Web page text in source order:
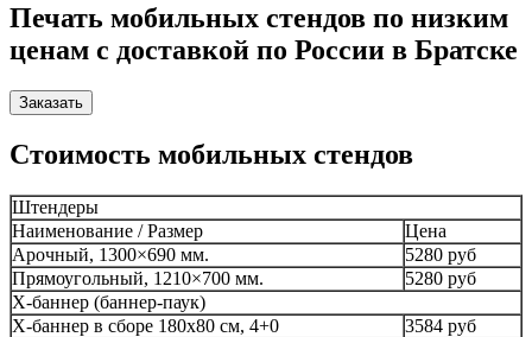
Печать мобильных стендов по низким
ценам с доставкой по России в Братске
Заказать
Стоимость мобильных стендов
Штендеры
Наименование / Размер
Цена
Арочный, 1300×690 мм.
5280 руб
Прямоугольный, 1210×700 мм.
5280 руб
X-баннер (баннер-паук)
Х-баннер в сборе 180х80 см, 4+0
3584 руб